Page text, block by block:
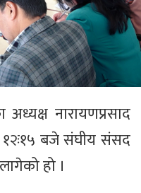
नारायणप्रसाद
१२ः१५ बजे संघीय संसद
हो ।